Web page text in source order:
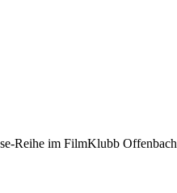
Reihe im FilmKlubb Offenbach